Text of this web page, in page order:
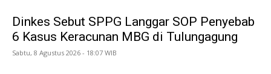
Dinkes Sebut SPPG Langgar SOP Penyebab
6 Kasus Keracunan MBG di Tulungagung
Sabtu, 8 Agustus 2026 - 18:07 WIB